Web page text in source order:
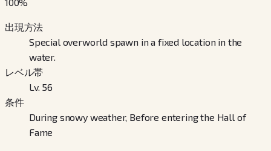
出現方法
Special overworld spawn in a fixed location in the
water.
レベル帯
Lv. 56
条件
During snowy weather, Before entering the Hall of
Fame